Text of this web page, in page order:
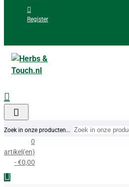
Register
Zoek in onze producten...
0
artikel(en)
- €0,00